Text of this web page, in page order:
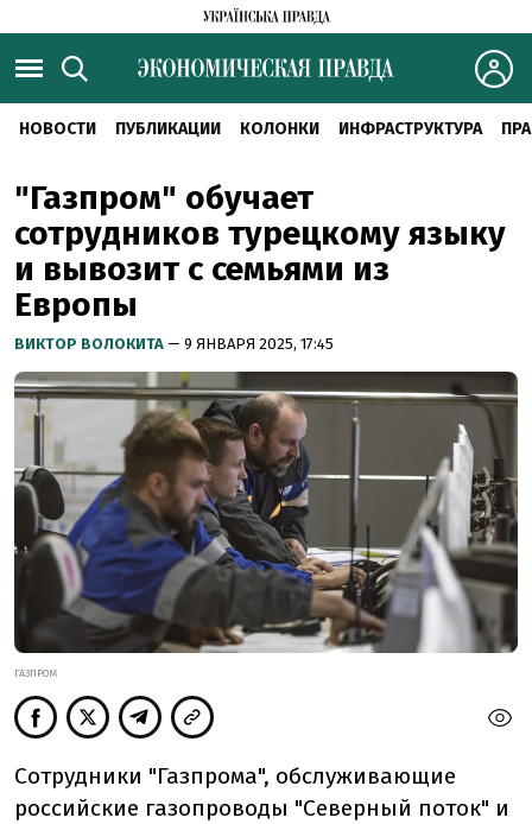
НОВОСТИ ПУБЛИКАЦИИ КОЛОНКИ ИНФРАСТРУКТУРА
"Газпром" обучает
сотрудников турецкому языку
и вывозит с семьями из
Европы
ВИКТОР ВОЛОКИТА — 9 ЯНВАРЯ 2025, 17:45
ГАЗПРОМ
Сотрудники "Газпрома", обслуживающие
российские газопроводы "Северный поток" и